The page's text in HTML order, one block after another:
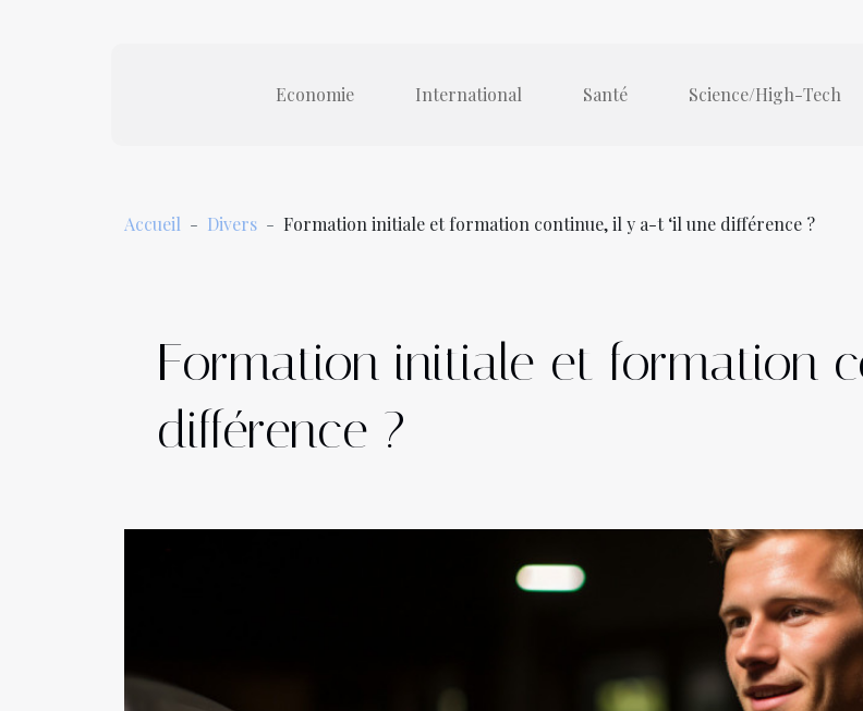
Economie International Santé Science/High-Tech
Accueil Divers Formation initiale et formation continue, il y a-t ‘il une différence ?
Formation initiale et formation
différence ?